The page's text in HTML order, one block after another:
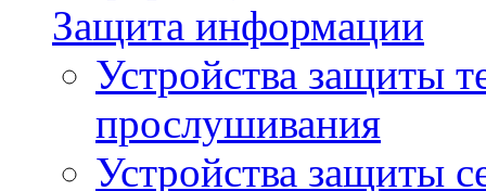
Защита информации
Устройства защиты
прослушивания
Устройства защиты